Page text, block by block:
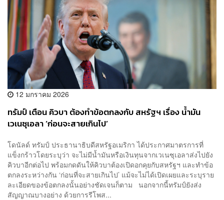
12 มกราคม 2026
ทรัมป์ เตือน คิวบา ต้องทำข้อตกลงกับ สหรัฐฯ เรื่อง น้ำมัน
เวเนซุเอลา ‘ก่อนจะสายเกินไป’
โดนัลด์ ทรัมป์ ประธานาธิบดีสหรัฐอเมริกา ได้ประกาศมาตรการที่
แข็งกร้าวโดยระบุว่า จะไม่มีน้ำมันหรือเงินทุนจากเวเนซุเอลาส่งไปยัง
คิวบาอีกต่อไป พร้อมกดดันให้คิวบาต้องเปิดอกคุยกับสหรัฐฯ และทำข้อ
ตกลงระหว่างกัน ‘ก่อนที่จะสายเกินไป’ แม้จะไม่ได้เปิดเผยและระบุราย
ละเอียดของข้อตกลงนั้นอย่างชัดเจนก็ตาม นอกจากนี้ทรัมป์ยังส่ง
สัญญาณบางอย่าง ด้วยการรีโพส...